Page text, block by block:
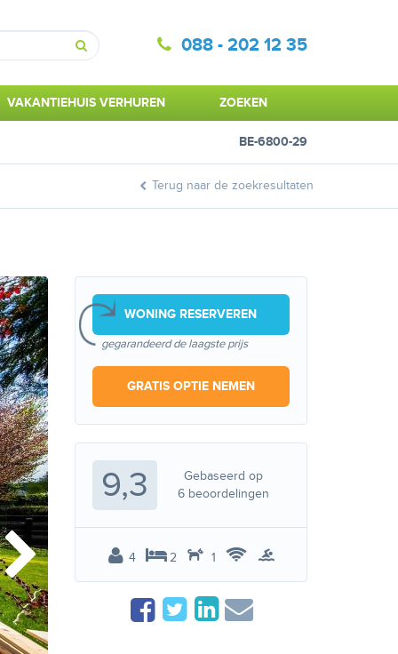
Zoeken
088 - 202 12 35
VAKANTIEHUIS VERHUREN ZOEKEN
BE-6800-29
Terug naar de zoekresultaten
WONING RESERVEREN
gegarandeerd de laagste prijs
GRATIS OPTIE NEMEN
9,3
Gebaseerd op
6beoordelingen
4 2 1